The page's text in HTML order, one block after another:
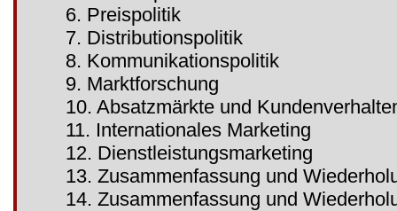
6. Preispolitik
7. Distributionspolitik
8. Kommunikationspolitik
9. Marktforschung
10. Absatzmärkte und
11. Internationales Marketing
12. Dienstleistungsmarketing
13. Zusammenfassung und
14. Zusammenfassung und